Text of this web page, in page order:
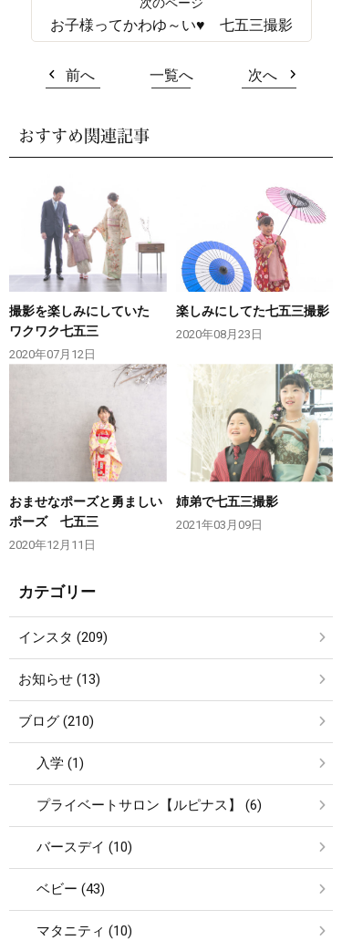
お子様ってかわゆ～い♥ 七五三撮影
前へ 一覧へ 次へ
おすすめ関連記事
撮影を楽しみにしていた
ワクワク七五三
2020年07月12日
楽しみにしてた七五三撮影
2020年08月23日
おませなポーズと勇ましい
ポーズ 七五三
2020年12月11日
姉弟で七五三撮影
2021年03月09日
カテゴリー
インスタ (209)
お知らせ (13)
ブログ (210)
入学 (1)
プライベートサロン【ルピナス】 (6)
バースデイ (10)
ベビー (43)
マタニティ (10)